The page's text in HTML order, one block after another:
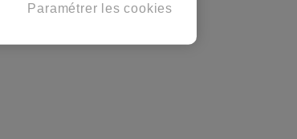
Paramétrer les cookies